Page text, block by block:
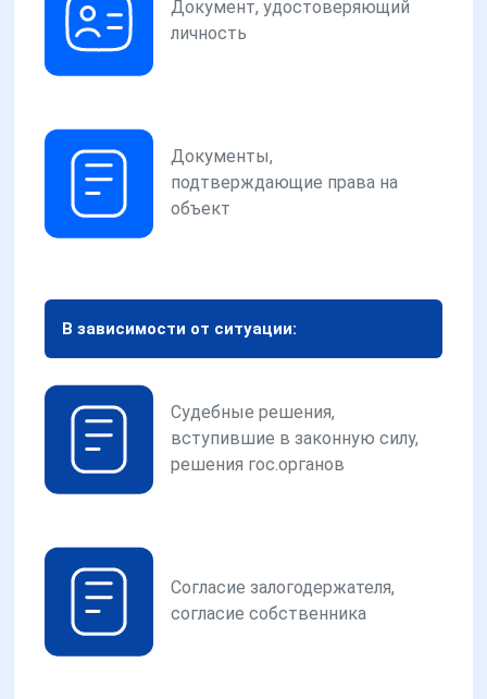
Документ, удостоверяющий
личность
Документы,
подтверждающие права на
объект
В зависимости от ситуации:
Судебные решения,
вступившие в законную силу,
решения гос.органов
Согласие залогодержателя,
согласие собственника